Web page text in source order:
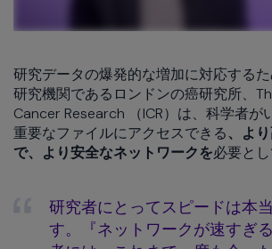
研究データの爆発的な増加に対応する
研究機関であるロンドンの癌研究所、
Cancer Research （ICR）は、科学者が
重要なファイルにアクセスできる、よ
で、より安全なネットワークを必要とし
研究者にとってスピードは本
す。『ネットワークが速すぎ